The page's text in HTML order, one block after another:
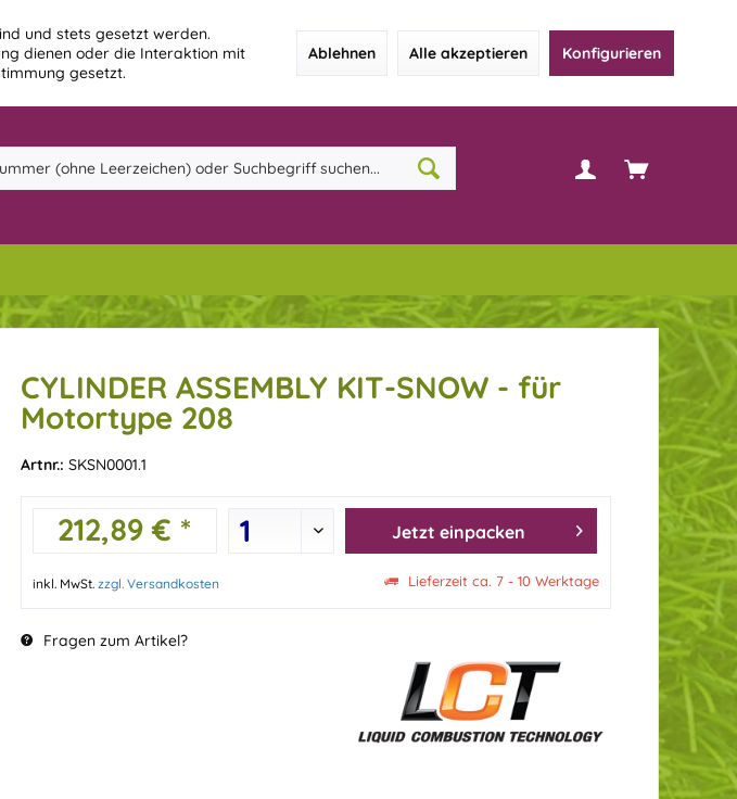
und stets gesetzt werden.
dienen oder die Interaktion mit
gesetzt.
Ablehnen Alle akzeptieren Konfigurieren
CYLINDER ASSEMBLY KIT-SNOW - für
Motortype 208
Artnr.: SKSN0001.1
212,89 € * Jetzt einpacken
inkl. MwSt. zzgl. Versandkosten Lieferzeit ca. 7 - 10 Werktage
Fragen zum Artikel?